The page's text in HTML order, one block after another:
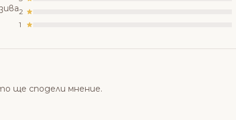
2
1
ще сподели мнение.